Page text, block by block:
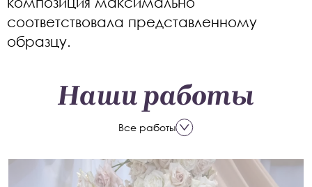
соответствовала представленному
образцу.
Наши работы
Все работы